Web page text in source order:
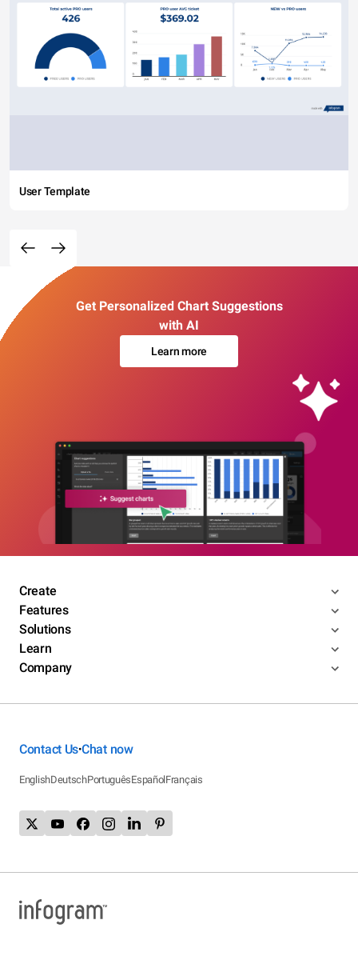
User Template
Get Personalized Chart Suggestions
with AI
Learn more
Create
Features
Solutions
Learn
Company
Contact Us•Chat now
EnglishDeutschPortuguêsEspañolFrançais